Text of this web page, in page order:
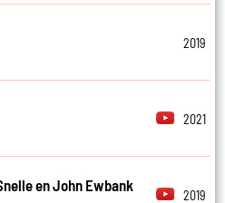
2019
2021
en John Ewbank
2019